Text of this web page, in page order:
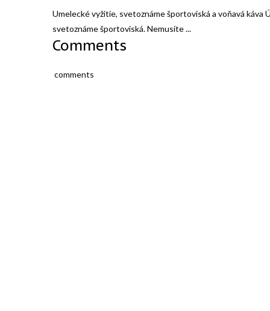
Umelecké vyžitie, svetoznáme športoviská a voňavá káva
svetoznáme športoviská. Nemusíte ...
Comments
comments